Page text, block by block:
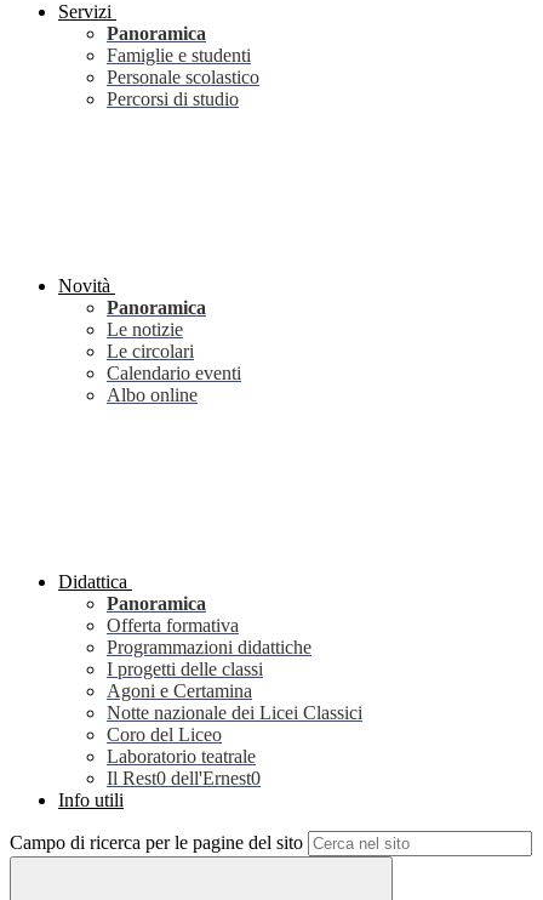
Servizi
Panoramica
Famiglie e studenti
Personale scolastico
Percorsi di studio
Novità
Panoramica
Le notizie
Le circolari
Calendario eventi
Albo online
Didattica
Panoramica
Offerta formativa
Programmazioni didattiche
I progetti delle classi
Agoni e Certamina
Notte nazionale dei Licei Classici
Coro del Liceo
Laboratorio teatrale
Il Rest0 dell'Ernest0
Info utili
Campo di ricerca per le pagine del sito